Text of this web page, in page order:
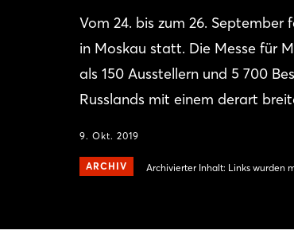
Vom 24. bis zum 26. September
in Moskau statt. Die Messe für
als 150 Ausstellern und 5 700
Russlands mit einem derart
9. Okt. 2019
ARCHIV Archivierter Inhalt: Links wurden